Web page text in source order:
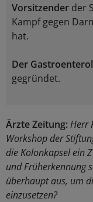
Vorsitzender der
Kampf gegen
hat.
Der
gegründet.
Ärzte Zeitung:Herr
Workshop der
die Kolonkapsel ein
und Früherkennung
überhaupt aus, um
einzusetzen?